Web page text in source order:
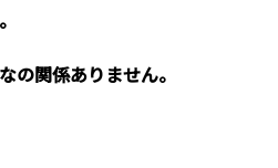
の関係ありません。